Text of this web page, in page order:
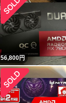
56,800円